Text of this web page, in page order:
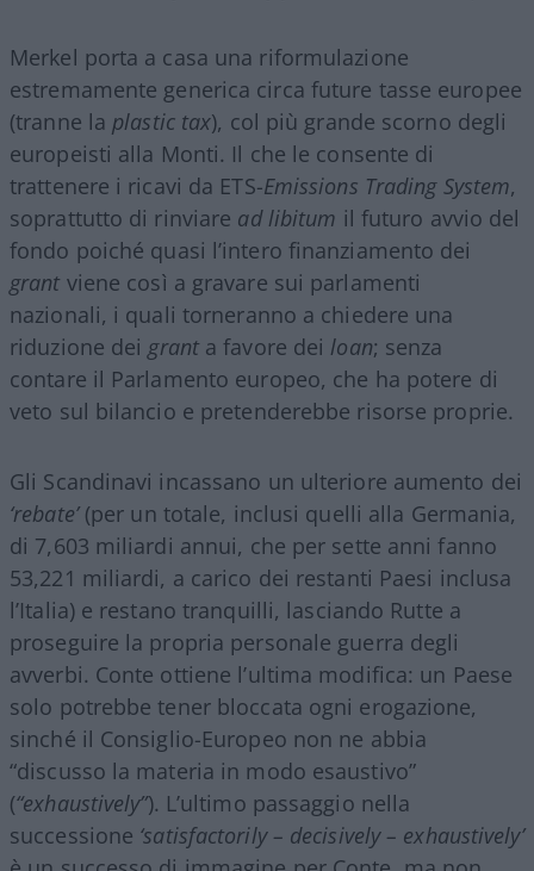
Merkel porta a casa una riformulazione
estremamente generica circa future tasse europee
(tranne la plastic tax), col più grande scorno degli
europeisti alla Monti. Il che le consente di
trattenere i ricavi da ETS-Emissions Trading System,
soprattutto di rinviare ad libitum il futuro avvio del
fondo poiché quasi l’intero finanziamento dei
grant viene così a gravare sui parlamenti
nazionali, i quali torneranno a chiedere una
riduzione dei granta favore dei loan; senza
contare il Parlamento europeo, che ha potere di
veto sul bilancio e pretenderebbe risorse proprie.
Gli Scandinavi incassano un ulteriore aumento dei
‘rebate’(per un totale, inclusi quelli alla Germania,
di 7,603 miliardi annui, che per sette anni fanno
53,221 miliardi, a carico dei restanti Paesi inclusa
l’Italia) e restano tranquilli, lasciando Rutte a
proseguire la propria personale guerra degli
avverbi. Conte ottiene l’ultima modifica: un Paese
solo potrebbe tener bloccata ogni erogazione,
sinché il Consiglio-Europeo non ne abbia
“discusso la materia in modo esaustivo”
(“exhaustively”). L’ultimo passaggio nella
successione ‘satisfactorily – decisively – exhaustively’